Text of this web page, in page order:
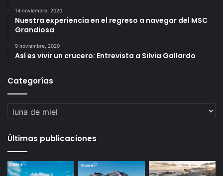
14 noviembre, 2020
Nuestra experiencia en el regreso a navegar del MSC
Grandiosa
9 noviembre, 2020
Así es vivir un crucero: Entrevista a Silvia Gallardo
Categorías
Categorías
Últimas publicaciones